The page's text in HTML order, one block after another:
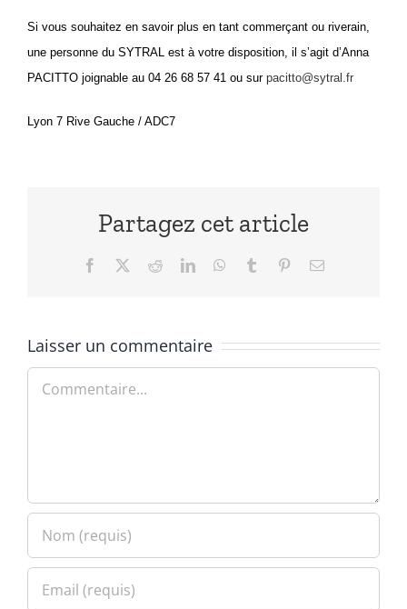
Si vous souhaitez en savoir plus en tant commerçant ou riverain,
une personne du SYTRAL est à votre disposition, il s’agit d’Anna
PACITTO joignable au 04 26 68 57 41 ou sur pacitto@sytral.fr
Lyon 7 Rive Gauche / ADC7
Partagez cet article
Facebook RedditLinkedInWhatsApp
Tumblr PinterestEmail
Laisser un commentaire
Commentaire